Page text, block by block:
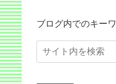
ブログ内でのキー